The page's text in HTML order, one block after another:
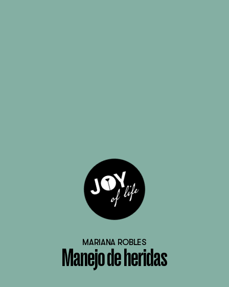
MARIANA ROBLES
Manejo de heridas